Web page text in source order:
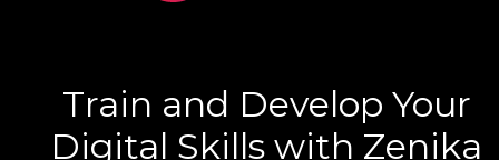
Train and Develop Your
Digital Skills with Zenika